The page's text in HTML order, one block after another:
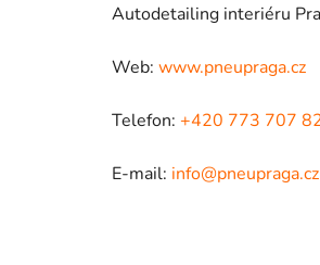
Autodetailing interiéru
Web: www.pneupraga.cz
Telefon: +420 773 707
E-mail: info@pneupraga.cz